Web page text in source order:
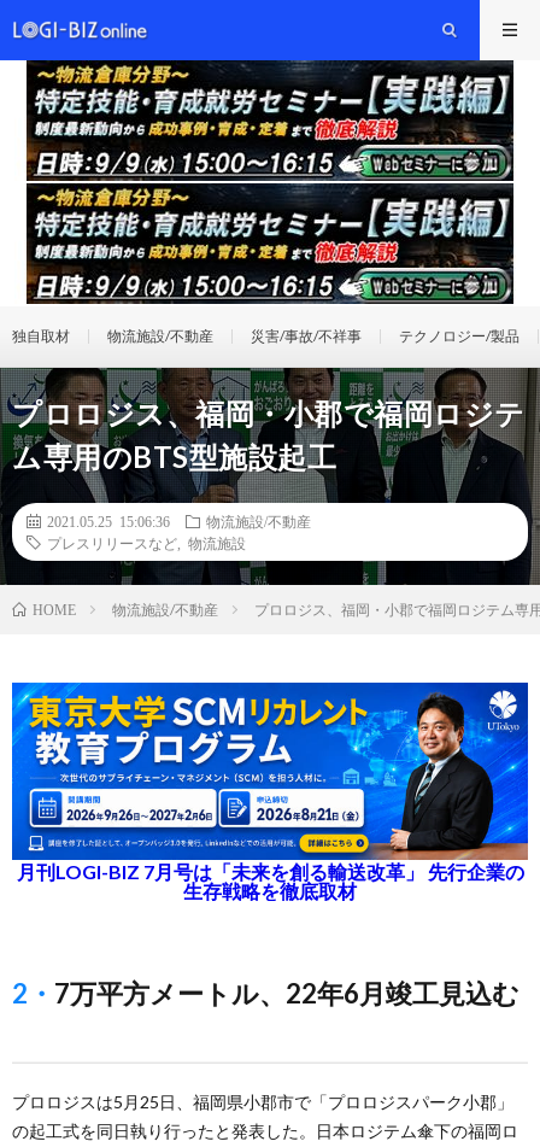
独自取材 物流施設/不動産 災害/事故/不祥事 テクノロジー/製品
プロロジス、福岡・小郡で福岡ロジテ
ム専用のBTS型施設起工
2021.05.25 15:06:36
物流施設/不動産
プレスリリースなど
物流施設
HOME 物流施設/不動産 プロロジス、福岡・小郡で福岡ロジテム専
月刊LOGI-BIZ 7月号は「未来を創る輸送改革」 先行企業の
生存戦略を徹底取材
2・7万平方メートル、22年6月竣工見込む
プロロジスは5月25日、福岡県小郡市で「プロロジスパーク小郡」
の起工式を同日執り行ったと発表した。日本ロジテム傘下の福岡ロ